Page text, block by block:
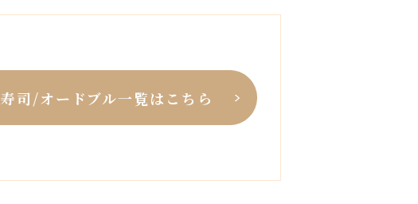
寿司/オードブル一覧はこちら